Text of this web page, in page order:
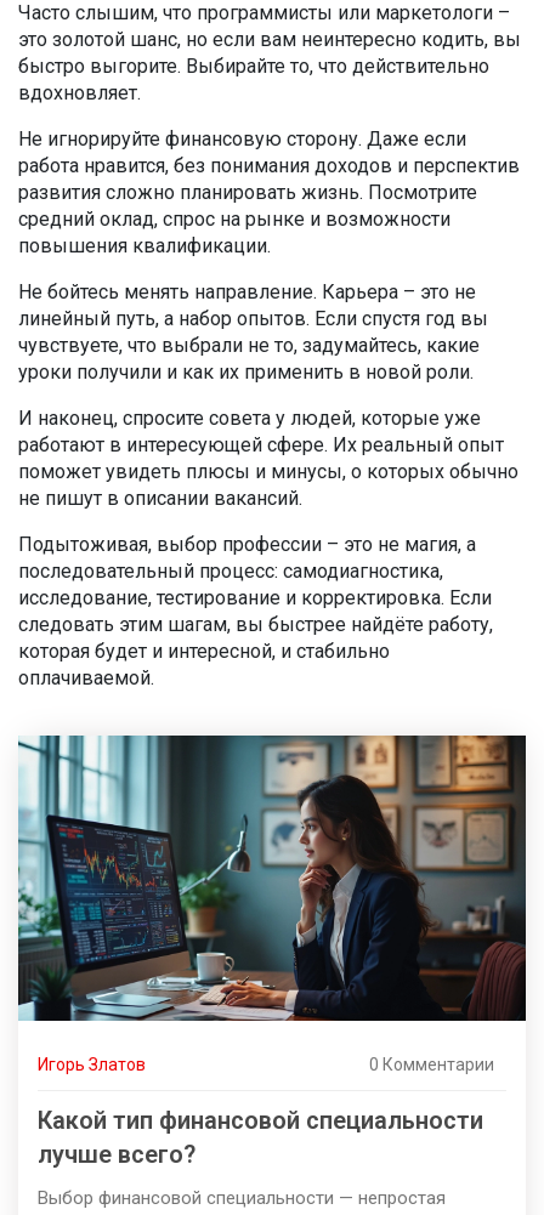
Часто слышим, что программисты или маркетологи –
это золотой шанс, но если вам неинтересно кодить, вы
быстро выгорите. Выбирайте то, что действительно
вдохновляет.
Не игнорируйте финансовую сторону. Даже если
работа нравится, без понимания доходов и перспектив
развития сложно планировать жизнь. Посмотрите
средний оклад, спрос на рынке и возможности
повышения квалификации.
Не бойтесь менять направление. Карьера – это не
линейный путь, а набор опытов. Если спустя год вы
чувствуете, что выбрали не то, задумайтесь, какие
уроки получили и как их применить в новой роли.
И наконец, спросите совета у людей, которые уже
работают в интересующей сфере. Их реальный опыт
поможет увидеть плюсы и минусы, о которых обычно
не пишут в описании вакансий.
Подытоживая, выбор профессии – это не магия, а
последовательный процесс: самодиагностика,
исследование, тестирование и корректировка. Если
следовать этим шагам, вы быстрее найдёте работу,
которая будет и интересной, и стабильно
оплачиваемой.
Игорь Златов 0 Комментарии
Какой тип финансовой специальности
лучше всего?
Выбор финансовой специальности — непростая